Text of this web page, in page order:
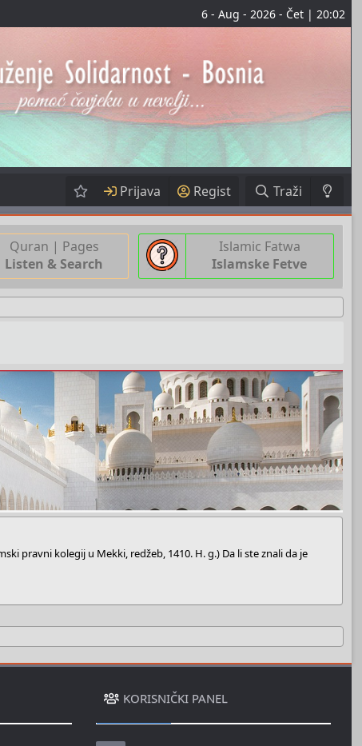
6 - Aug - 2026 - Čet | 20:02
Prijava Regist Traži
Quran | Pages
Listen & Search
Islamic Fatwa
Islamske Fetve
pravni kolegij u Mekki, redžeb, 1410. H. g.) Da li ste znali da je
KORISNIČKI PANEL